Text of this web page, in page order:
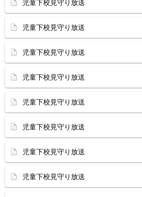
児童下校見守り放送
児童下校見守り放送
児童下校見守り放送
児童下校見守り放送
児童下校見守り放送
児童下校見守り放送
児童下校見守り放送
児童下校見守り放送